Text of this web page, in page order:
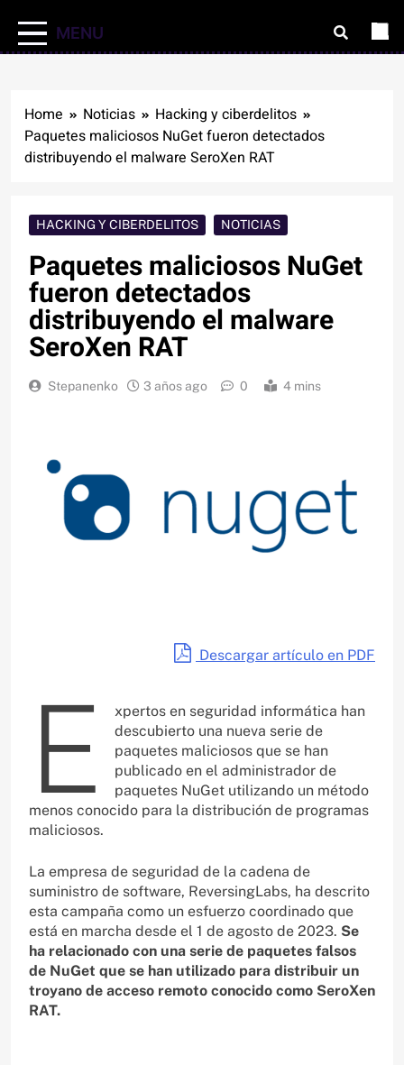
MENU
Home Noticias
Hacking y ciberdelitos
Paquetes maliciosos NuGet fueron detectados
distribuyendo el malware SeroXen RAT
HACKING Y CIBERDELITOS NOTICIAS
Paquetes maliciosos NuGet
fueron detectados
distribuyendo el malware
SeroXen RAT
Stepanenko 3 años ago 0 4 mins
Descargar artículo en PDF
E
xpertos en seguridad informática han
descubierto una nueva serie de
paquetes maliciosos que se han
publicado en el administrador de
paquetes NuGet utilizando un método
menos conocido para la distribución de programas
maliciosos.
La empresa de seguridad de la cadena de
suministro de software, ReversingLabs, ha descrito
esta campaña como un esfuerzo coordinado que
está en marcha desde el 1 de agosto de 2023. Se
ha relacionado con una serie de paquetes falsos
de NuGet que se han utilizado para distribuir un
troyano de acceso remoto conocido como SeroXen
RAT.